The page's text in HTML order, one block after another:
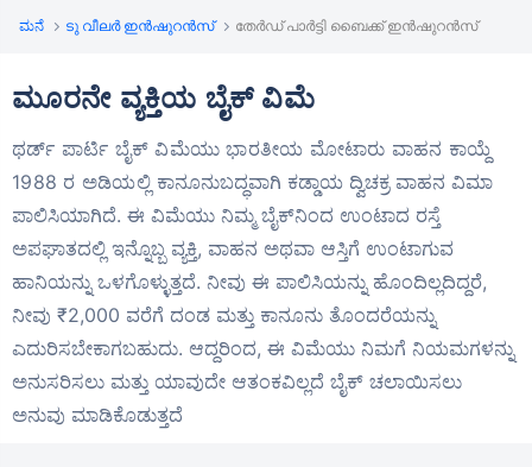
ಮನೆ ടു വീലര്‍ ഇൻഷുറൻസ് തേർഡ് പാർട്ടി ബൈക്ക് ഇൻഷുറൻസ്
ಮೂರನೇ ವ್ಯಕ್ತಿಯ ಬೈಕ್ ವಿಮೆ
ಥರ್ಡ್ ಪಾರ್ಟಿ ಬೈಕ್ ವಿಮೆಯು ಭಾರತೀಯ ಮೋಟಾರು ವಾಹನ ಕಾಯ್ದೆ
1988 ರ ಅಡಿಯಲ್ಲಿಕಾನೂನುಬದ್ಧವಾಗಿ ಕಡ್ಡಾಯ ದ್ವಿಚಕ್ರ ವಾಹನ ವಿಮಾ
ಪಾಲಿಸಿಯಾಗಿದೆ. ಈ ವಿಮೆಯು ನಿಮ್ಮಬೈಕ್‌ನಿಂದ ಉಂಟಾದ ರಸ್ತೆ
ಅಪಘಾತದಲ್ಲಿ ಇನ್ನೊಬ್ಬ ವ್ಯಕ್ತಿ, ವಾಹನ ಅಥವಾ ಆಸ್ತಿಗೆ ಉಂಟಾಗುವ
ಹಾನಿಯನ್ನು ಒಳಗೊಳ್ಳುತ್ತದೆ. ನೀವು ಈ ಪಾಲಿಸಿಯನ್ನು ಹೊಂದಿಲ್ಲದಿದ್ದರೆ,
ನೀವು ₹2,000 ವರೆಗೆ ದಂಡ ಮತ್ತು ಕಾನೂನು ತೊಂದರೆಯನ್ನು
ಎದುರಿಸಬೇಕಾಗಬಹುದು. ಆದ್ದರಿಂದ, ಈ ವಿಮೆಯು ನಿಮಗೆ ನಿಯಮಗಳನ್ನು
ಅನುಸರಿಸಲು ಮತ್ತು ಯಾವುದೇ ಆತಂಕವಿಲ್ಲದೆ ಬೈಕ್ ಚಲಾಯಿಸಲು
ಅನುವು ಮಾಡಿಕೊಡುತ್ತದೆ